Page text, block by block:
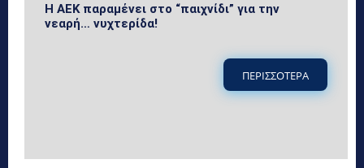
Η ΑΕΚ παραμένει στο “παιχνίδι” για την
νεαρή… νυχτερίδα!
ΠΕΡΙΣΣΟΤΕΡΑ